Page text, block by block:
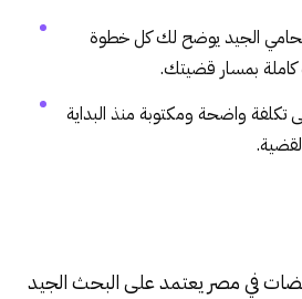
الجيد يوضح لك كل خطوة
بمسار قضيتك.
تكلفة واضحة ومكتوبة منذ البداية
في مصر يعتمد على البحث الجيد